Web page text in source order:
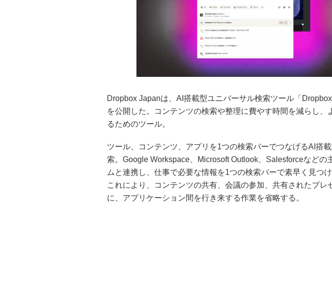
Dropbox Japanは、AI搭載型ユニバーサル検索ツール「
を公開した。コンテンツの検索や整理に費やす時間を減らし、
るためのツール。
ツール、コンテンツ、アプリを1つの検索バーでつなげるAI搭
索。Google Workspace、Microsoft Outlook、Salesforceなどの
ムと連携し、仕事で必要な情報を1つの検索バーで素早く見つけ
これにより、コンテンツの共有、会議の参加、共有されたプレ
に、アプリケーション間を行き来する作業を省略する。